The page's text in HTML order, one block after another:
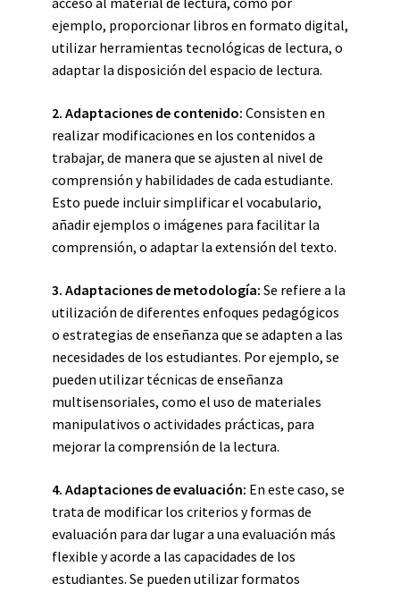
ejemplo, proporcionar libros en formato digital,
utilizar herramientas tecnológicas de lectura, o
adaptar la disposición del espacio de lectura.
2. Adaptaciones de contenido: Consisten en
realizar modificaciones en los contenidos a
trabajar, de manera que se ajusten al nivel de
comprensión y habilidades de cada estudiante.
Esto puede incluir simplificar el vocabulario,
añadir ejemplos o imágenes para facilitar la
comprensión, o adaptar la extensión del texto.
3. Adaptaciones de metodología: Se refiere a la
utilización de diferentes enfoques pedagógicos
o estrategias de enseñanza que se adapten a las
necesidades de los estudiantes. Por ejemplo, se
pueden utilizar técnicas de enseñanza
multisensoriales, como el uso de materiales
manipulativos o actividades prácticas, para
mejorar la comprensión de la lectura.
4. Adaptaciones de evaluación: En este caso, se
trata de modificar los criterios y formas de
evaluación para dar lugar a una evaluación más
flexible y acorde a las capacidades de los
estudiantes. Se pueden utilizar formatos